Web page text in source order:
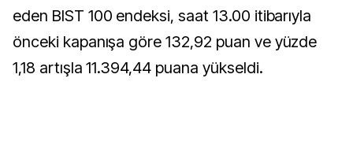
eden BIST 100 endeksi, saat 13.00 itibarıyla
önceki kapanışa göre 132,92 puan ve yüzde
1,18 artışla 11.394,44 puana yükseldi.